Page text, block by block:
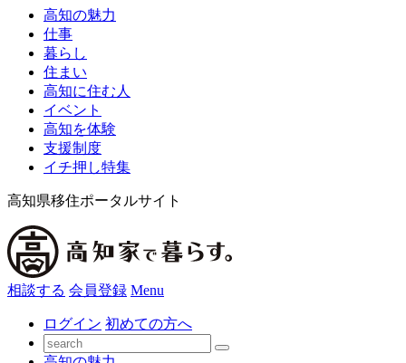
高知の魅力
仕事
暮らし
住まい
高知に住む人
イベント
高知を体験
支援制度
イチ押し特集
高知県移住ポータルサイト
相談する 会員登録 Menu
ログイン 初めての方へ